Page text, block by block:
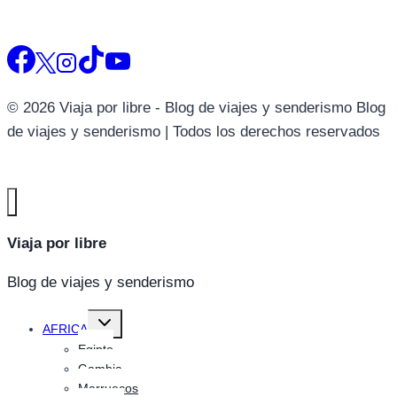
© 2026 Viaja por libre - Blog de viajes y senderismo Blog
de viajes y senderismo | Todos los derechos reservados
Viaja por libre
Blog de viajes y senderismo
AFRICA
Alternar
hijo
Egipto
Gambia
Marruecos